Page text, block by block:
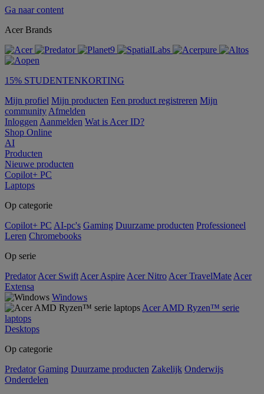
Ga naar content
Acer Brands
15% STUDENTENKORTING
Mijn profiel Mijn producten Een product registreren Mijn
community Afmelden
Inloggen Aanmelden Wat is Acer ID?
Shop Online
AI
Producten
Nieuwe producten
Copilot+ PC
Laptops
Op categorie
Copilot+ PC AI-pc's Gaming Duurzame producten Professioneel
Leren Chromebooks
Op serie
Predator Acer Swift Acer Aspire Acer Nitro Acer TravelMate Acer
Extensa
Windows
Acer AMD Ryzen™ serie
laptops
Desktops
Op categorie
Predator Gaming Duurzame producten Zakelijk Onderwijs
Onderdelen